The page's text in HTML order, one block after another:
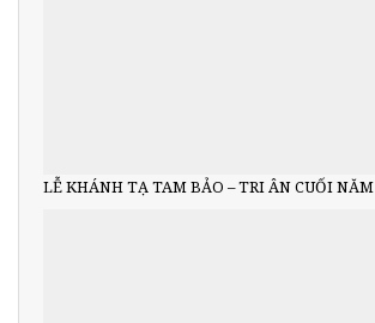
LỄ KHÁNH TẠ TAM BẢO – TRI ÂN CUỐI NĂM